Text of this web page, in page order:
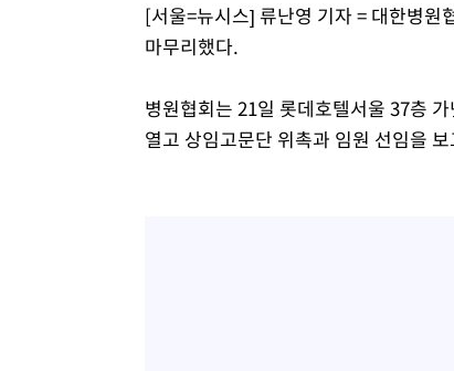
[서울=뉴시스] 류난영 기자 = 대한병원
마무리했다.
병원협회는 21일 롯데호텔서울 37층
열고 상임고문단 위촉과 임원 선임을